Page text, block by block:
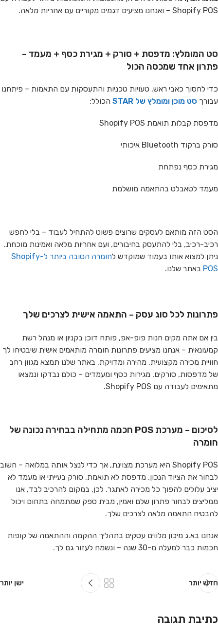
Shopify POS – ואנחנו מציעים דגמים מקוריים עם אחריות מלאה.
סט המומלץ: מדפסת + סורק + מגירת כסף + מעמד –
פתרון אחד שמכסה הכול
כדי לחסוך כאבי ראש, טעויות טכניות והתעסקות עם התאמות – פיתחנו
עבורך סט מוכן ומומלץ של STAR הכולל:
מדפסת קבלות תואמת Shopify POS
סורק ברקוד Bluetooth איכותי
מגירת כסף נפתחת
מעמד לטאבלט בהתאמה מושלמת
הסט הזה מותאם לעסקים שרוצים פשוט להתחיל לעבוד – בלי לחפש
רכיב-רכיב, בלי להתעסק בחיבורים, ועם אחריות מלאה ואמינות מוכחת.
ניתן למצוא אותו בעמוד שמוקדש ל
חומרה הטובה ביותר ל-Shopify
POS באתר שלנו.
פתרונות לכל סוג עסק – התאמה אישית לצרכים שלך
בין אם אתה מקים חנות פופ-אפ, פותח דוכן בקניון או מנהל רשת
קמעונאית – אנחנו מציעים פתרונות חומרה מותאמים אישית שיבטיחו לך
חוויית מכירה מקצועית, מהירה ומדויקת. באתר שלנו תמצא מגוון רחב
של מדפסות, סורקים, מגירות כסף ומעמדים – כולם נבדקו ונמצאו
מתאימים לעבודה עם Shopify POS.
לסיכום – מערכת POS חכמה מתחילה בבחירה נכונה של
חומרה
Shopify POS היא מערכת מצוינת, אך כדי לנצל אותה במלואה – חשוב
לבחור את הציוד הנכון. מדפסת לא תואמת, סורק בעייתי או מעמד לא
יציב עלולים להפוך כל מכירה לאתגר. לכן, במקום להרכיב לבד, אנו
ממליצים לבחור פתרון שלם ואמין, מבית ספק שמתמחה בתחום ויכול
להבטיח התאמה מלאה לצרכים שלך.
אנחנו בא.ג מיכון מלווים עסקים בתהליך ההקמה וההתאמה של קופות
חכמות כבר למעלה מ-30 שנה – ונשמח לעזור גם לך.
חדש יותר ישן יותר
כתיבת תגובה